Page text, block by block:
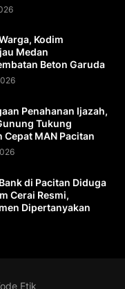
Kodim
Medan
Beton Garuda
Penahanan Ijazah,
Tukung
MAN Pacitan
di Pacitan Diduga
Cerai Resmi,
Dipertanyakan
Etik